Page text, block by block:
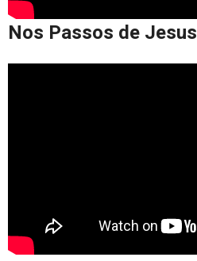
Nos Passos de Jesus